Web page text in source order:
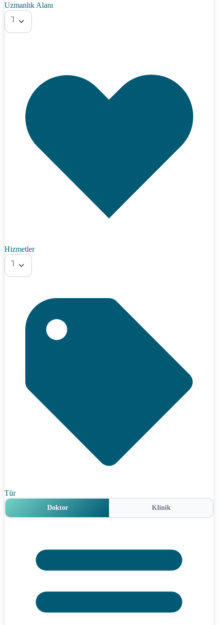
Uzmanlık Alanı
Tümü
Hizmetler
Tümü
Tür
Doktor Klinik